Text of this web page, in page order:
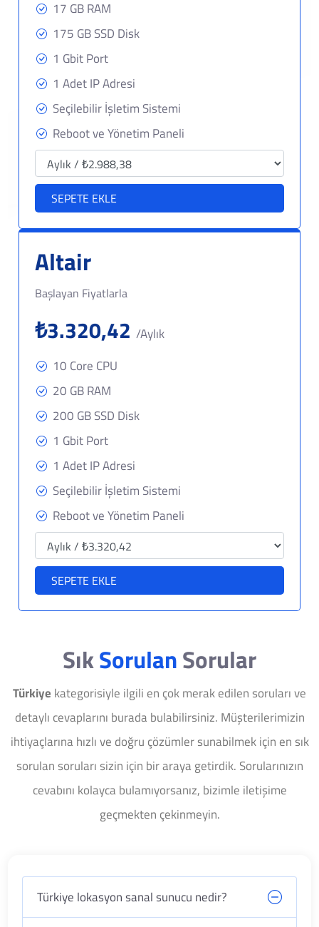
17 GB RAM
175 GB SSD Disk
1 Gbit Port
1 Adet IP Adresi
Seçilebilir İşletim Sistemi
Reboot ve Yönetim Paneli
SEPETE EKLE
Altair
Başlayan Fiyatlarla
₺3.320,42/Aylık
10 Core CPU
20 GB RAM
200 GB SSD Disk
1 Gbit Port
1 Adet IP Adresi
Seçilebilir İşletim Sistemi
Reboot ve Yönetim Paneli
SEPETE EKLE
SıkSorulanSorular
Türkiye kategorisiyle ilgili en çok merak edilen soruları ve
detaylı cevaplarını burada bulabilirsiniz. Müşterilerimizin
ihtiyaçlarına hızlı ve doğru çözümler sunabilmek için en sık
sorulan soruları sizin için bir araya getirdik. Sorularınızın
cevabını kolayca bulamıyorsanız, bizimle iletişime
geçmekten çekinmeyin.
Türkiye lokasyon sanal sunucu nedir?